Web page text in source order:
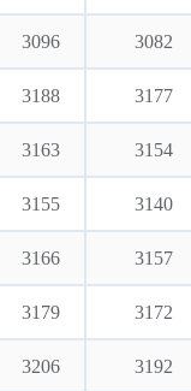
3096 3082
3188 3177
3163 3154
3155 3140
3166 3157
3179 3172
3206 3192